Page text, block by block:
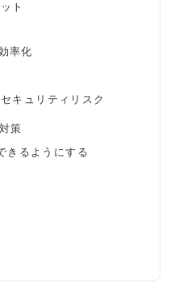
ト
率化
キュリティリスク
策
きるようにする